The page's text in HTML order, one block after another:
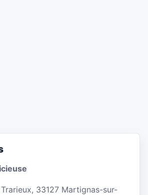
33127 Martignas-sur-